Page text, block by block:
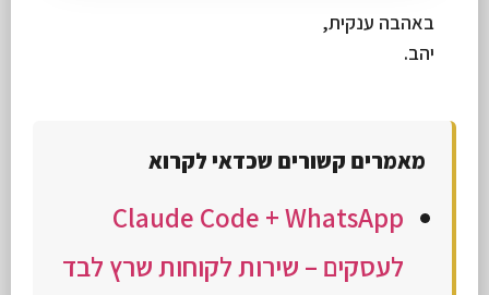
באהבה ענקית,
יהב.
מאמרים קשורים שכדאי לקרוא
Claude Code + WhatsApp
לעסקים – שירות לקוחות שרץ לבד